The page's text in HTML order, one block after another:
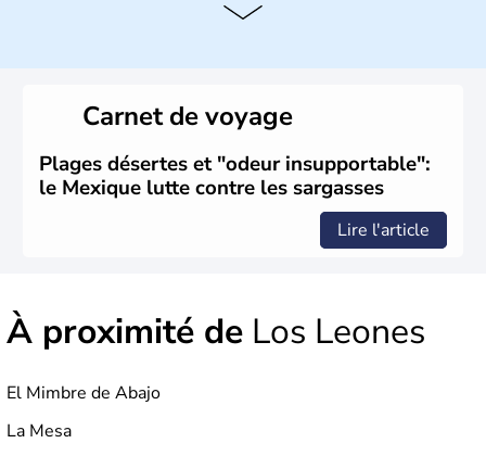
Bordé au Sud par le Guatemala et le Belize, le Mexique
Carnet de voyage
Plages désertes et "odeur insupportable":
le Mexique lutte contre les sargasses
Lire l'article
À proximité de Los Leones
El Mimbre de Abajo
La Mesa